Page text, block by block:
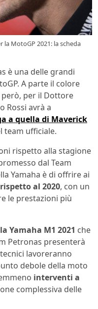
la MotoGP 2021: la scheda
è una delle grandi
A parte il colore
però, per il Dottore
Rossi avrà a
a quella di Maverick
team ufficiale.
rispetto alla stagione
dal Team
Yamaha è di offrire ai
al 2020, con un
le prestazioni più
la Yamaha M1 2021 che
Petronas presenterà
lavoreranno
debole della moto
interventi a
complessiva delle